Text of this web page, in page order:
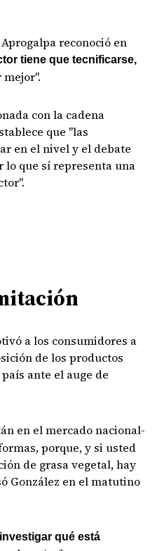
reconoció en
tiene que tecnificarse,
con la cadena
que "las
en el nivel y el debate
lo que sí representa una
a los consumidores a
de los productos
ante el auge de
en el mercado nacional-
porque, y si usted
de grasa vegetal, hay
González en el matutino
qué está